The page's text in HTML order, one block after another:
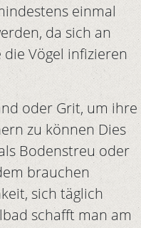
einmal
da sich an
Vögel infizieren
oder Grit, um ihre
zu können Dies
Bodenstreu oder
brauchen
sich täglich
schafft man am